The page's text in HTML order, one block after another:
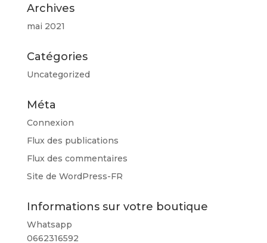
Archives
mai 2021
Catégories
Uncategorized
Méta
Connexion
Flux des publications
Flux des commentaires
Site de WordPress-FR
Informations sur votre boutique
Whatsapp
0662316592